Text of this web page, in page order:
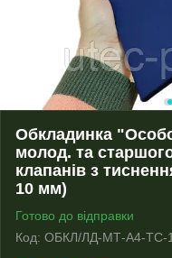
Обкладинка
молод. та
клапанів з
10 мм)
Готово до відправки
Код: ОБКЛ/ЛД-МТ-А4-ТС-